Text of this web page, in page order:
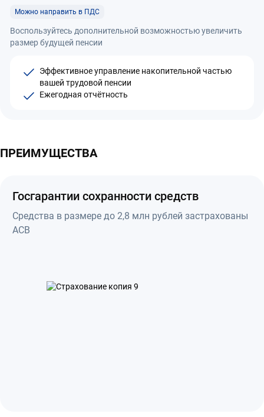
Можно направить в ПДС
Воспользуйтесь дополнительной возможностью увеличить
размер будущей пенсии
Эффективное управление накопительной частью
вашей трудовой пенсии
Ежегодная отчётность
ПРЕИМУЩЕСТВА
Госгарантии сохранности средств
Средства в размере до 2,8 млн рублей застрахованы
АСВ